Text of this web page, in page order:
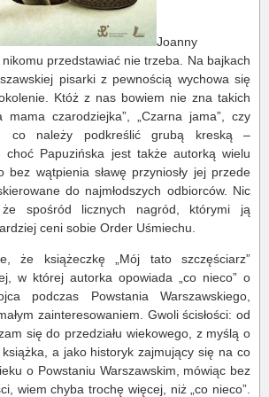
Joanny
przedstawiać nie trzeba. Na bajkach
pisarki z pewnością wychowa się
Któż z nas bowiem nie zna takich
mama czarodziejka”, „Czarna jama”, czy
co należy podkreślić grubą kreską –
choć Papuzińska jest także autorką wielu
bez wątpienia sławę przyniosły jej przede
do najmłodszych odbiorców. Nic
spośród licznych nagród, którymi ją
ceni sobie Order Uśmiechu.
że książeczkę „Mój tato szczęściarz”
w której autorka opowiada „co nieco” o
podczas Powstania Warszawskiego,
zainteresowaniem. Gwoli ścisłości: od
się do przedziału wiekowego, z myślą o
książka, a jako historyk zajmujący się na co
o Powstaniu Warszawskim, mówiąc bez
wiem chyba trochę więcej, niż „co nieco”.